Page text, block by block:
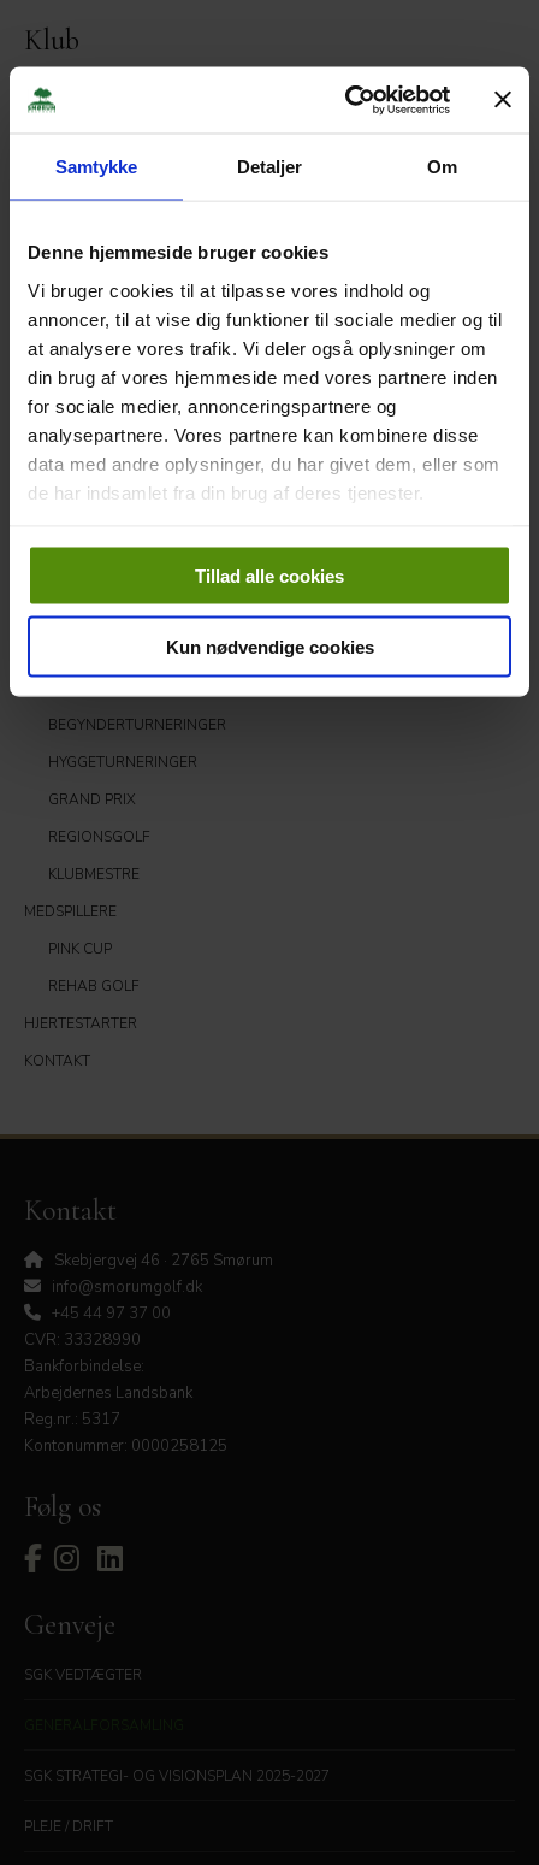
Samtykke Detaljer Om
Denne hjemmeside bruger cookies
Vi bruger cookies til at tilpasse vores indhold og
annoncer, til at vise dig funktioner til sociale medier og til
at analysere vores trafik. Vi deler også oplysninger om
din brug af vores hjemmeside med vores partnere inden
for sociale medier, annonceringspartnere og
analysepartnere. Vores partnere kan kombinere disse
data med andre oplysninger, du har givet dem, eller som
de har indsamlet fra din brug af deres tjenester.
Tillad alle cookies
Kun nødvendige cookies
Klub
BESTYRELSE / MEDARBEJDERE
UDVALG
JUNIOR
FÆLLESTRÆNING
SÅDAN FÅR DU ET GOLFKØREKORT
ARRANGEMENTER
MÅLSÆTNING OG OMDØMME
TURNERINGER
INTERNE TURNERINGER
TURNERINGER
TURNERINGSBESTEMMELSER
BEGYNDERTURNERINGER
HYGGETURNERINGER
GRAND PRIX
REGIONSGOLF
KLUBMESTRE
MEDSPILLERE
PINK CUP
REHAB GOLF
HJERTESTARTER
KONTAKT
Kontakt
Skebjergvej 46 · 2765 Smørum
info@smorumgolf.dk
+45 44 97 37 00
CVR: 33328990
Bankforbindelse:
Arbejdernes Landsbank
Reg.nr.: 5317
Kontonummer: 0000258125
Følg os
Genveje
SGK VEDTÆGTER
SGK STRATEGI- OG VISIONSPLAN 2025-2027
PLEJE / DRIFT